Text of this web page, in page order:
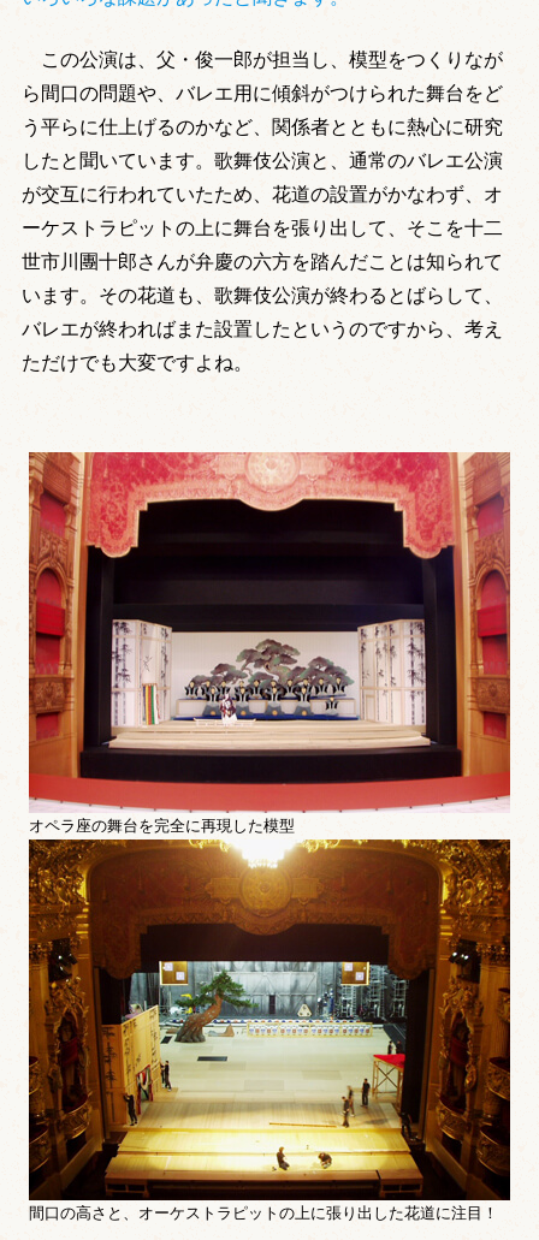
この公演は、父・俊一郎が担当し、模型をつくりなが
ら間口の問題や、バレエ用に傾斜がつけられた舞台をど
う平らに仕上げるのかなど、関係者とともに熱心に研究
したと聞いています。歌舞伎公演と、通常のバレエ公演
が交互に行われていたため、花道の設置がかなわず、オ
ーケストラピットの上に舞台を張り出して、そこを十二
世市川團十郎さんが弁慶の六方を踏んだことは知られて
います。その花道も、歌舞伎公演が終わるとばらして、
バレエが終わればまた設置したというのですから、考え
ただけでも大変ですよね。
オペラ座の舞台を完全に再現した模型
間口の高さと、オーケストラピットの上に張り出した花道に注目！